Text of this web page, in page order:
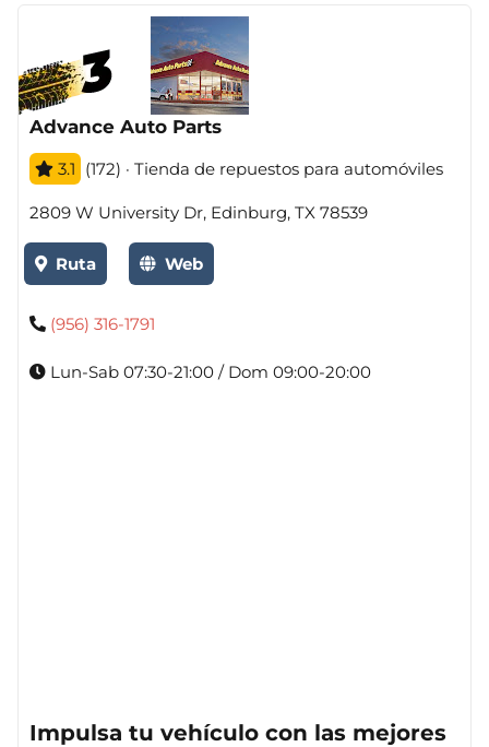
Advance Auto Parts
3.1 (172) · Tienda de repuestos para automóviles
2809 W University Dr, Edinburg, TX 78539
Ruta Web
(956) 316-1791
Lun-Sab 07:30-21:00 / Dom 09:00-20:00
Impulsa tu vehículo con las mejores